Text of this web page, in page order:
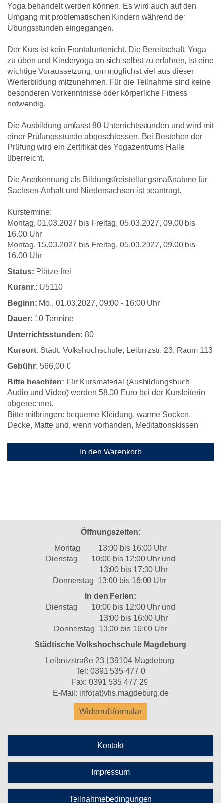
Yoga behandelt werden können. Es wird auch auf den
Umgang mit problematischen Kindern während der
Übungsstunden eingegangen.
Der Kurs ist kein Frontalunterricht. Die Bereitschaft, Yoga
zu üben und Kinderyoga an sich selbst zu erfahren, ist eine
wichtige Voraussetzung, um möglichst viel aus dieser
Weiterbildung mitzunehmen. Für die Teilnahme sind keine
besonderen Vorkenntnisse oder körperliche Fitness
notwendig.
Die Ausbildung umfasst 80 Unterrichtsstunden und wird mit
einer Prüfungsstunde abgeschlossen. Bei Bestehen der
Prüfung wird ein Zertifikat des Yogazentrums Halle
überreicht.
Die Anerkennung als Bildungsfreistellungsmaßnahme für
Sachsen-Anhalt und Niedersachsen ist beantragt.
Kurstermine:
Montag, 01.03.2027 bis Freitag, 05.03.2027, 09.00 bis
16.00 Uhr
Montag, 15.03.2027 bis Freitag, 05.03.2027, 09.00 bis
16.00 Uhr
Status: Plätze frei
Kursnr.: U5110
Beginn: Mo., 01.03.2027, 09:00 - 16:00 Uhr
Dauer: 10 Termine
Unterrichtsstunden: 80
Kursort: Städt. Volkshochschule, Leibnizstr. 23, Raum 113
Gebühr: 566,00 €
Bitte beachten: Für Kursmaterial (Ausbildungsbuch,
Audio und Video) werden 58,00 Euro bei der Kursleiterin
abgerechnet.
Bitte mitbringen: bequeme Kleidung, warme Socken,
Decke, Matte und, wenn vorhanden, Meditationskissen
In den Warenkorb
Öffnungszeiten:
Montag 13:00 bis 16:00 Uhr
Dienstag 10:00 bis 12:00 Uhr und
13:00 bis 17:30 Uhr
Donnerstag 13:00 bis 16:00 Uhr
In den Ferien:
Dienstag 10:00 bis 12:00 Uhr und
13:00 bis 16:00 Uhr
Donnerstag 13:00 bis 16:00 Uhr
Städtische Volkshochschule Magdeburg
Leibnizstraße 23 | 39104 Magdeburg
Tel: 0391 535 477 0
Fax: 0391 535 477 29
E-Mail: info(at)vhs.magdeburg.de
Widerrufsformular
Kontakt
Impressum
Teilnahmebedingungen